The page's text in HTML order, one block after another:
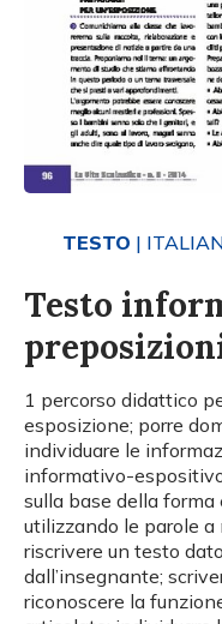
TESTO |
Testo
1 percorso didattico
esposizione; porre
individuare le
informativo-
sulla base della
utilizzando le parole a
riscrivere un testo
dall’insegnante;
riconoscere la